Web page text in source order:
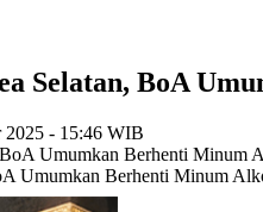
Selatan, BoA
2025 - 15:46 WIB
Umumkan Berhenti Minum